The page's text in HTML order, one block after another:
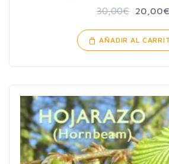
30,00€ 20,00€
AÑADIR AL